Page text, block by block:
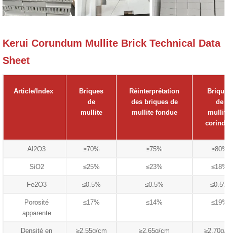
Kerui Corundum Mullite Brick Technical Data
Sheet
Article/Index
Briques
de
mullite
Réinterprétation
des briques de
mullite fondue
de
Al2O3 ≥70% ≥75%
SiO2 ≤25% ≤23%
Fe2O3 ≤0.5% ≤0.5%
Porosité
apparente
≤17% ≤14%
Densité en
≥2.55g/cm ≥2.65g/cm